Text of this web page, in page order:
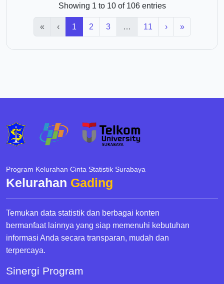
Showing 1 to 10 of 106 entries
« ‹ 1 2 3 … 11 › »
Program Kelurahan Cinta Statistik Surabaya
Kelurahan Gading
Temukan data statistik dan berbagai konten
bermanfaat lainnya yang siap memenuhi kebutuhan
informasi Anda secara transparan, mudah dan
terpercaya.
Sinergi Program